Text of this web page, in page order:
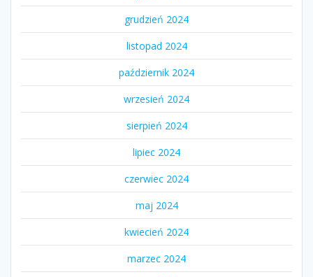
grudzień 2024
listopad 2024
październik 2024
wrzesień 2024
sierpień 2024
lipiec 2024
czerwiec 2024
maj 2024
kwiecień 2024
marzec 2024